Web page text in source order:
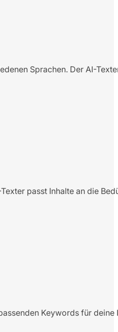
Sprachen. Der AI-
passt Inhalte an die
Keywords für